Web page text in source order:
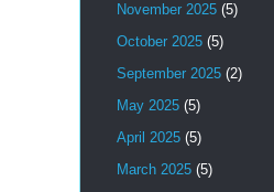
November 2025 (5)
October 2025 (5)
September 2025 (2)
May 2025 (5)
April 2025 (5)
March 2025 (5)